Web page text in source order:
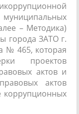
– Методика)
города ЗАТО г.
№ 465, которая
проектов
актов и
актов
коррупционных